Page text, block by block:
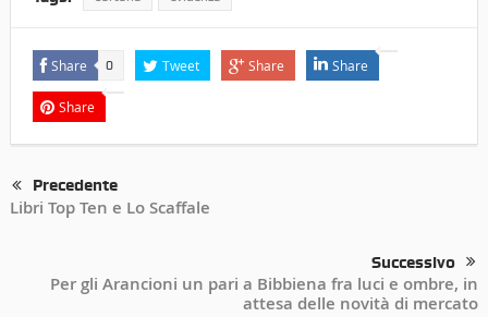
Share 0 Tweet Share Share
Share
Precedente
Libri Top Ten e Lo Scaffale
Successivo
Per gli Arancioni un pari a Bibbiena fra luci e ombre, in
attesa delle novità di mercato